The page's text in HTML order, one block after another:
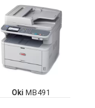
Oki MB491